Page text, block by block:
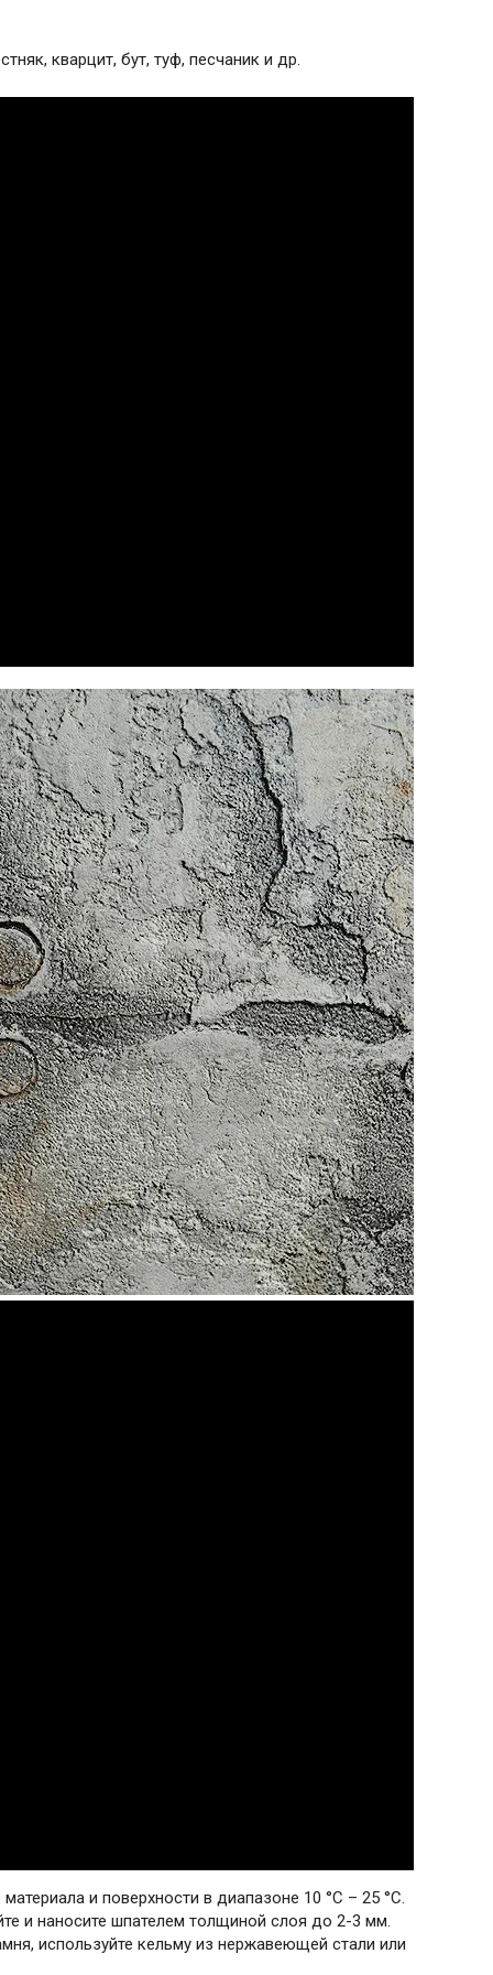
кварцит, бут, туф, песчаник и др.
и поверхности в диапазоне 10 °С – 25 °С.
и наносите шпателем толщиной слоя до 2-3 мм.
используйте кельму из нержавеющей стали или